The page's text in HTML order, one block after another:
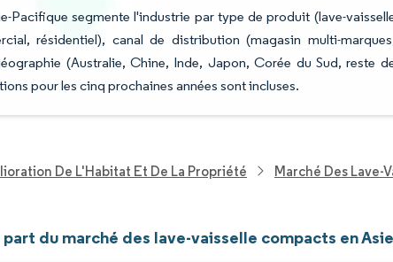
Pacifique segmente l'industrie par type de produit (lave-
résidentiel), canal de distribution (magasin multi-
(Australie, Chine, Inde, Japon, Corée du Sud, reste
pour les cinq prochaines années sont incluses.
De L'Habitat Et De La Propriété Marché Des Lave-
du marché des lave-vaisselle compacts en